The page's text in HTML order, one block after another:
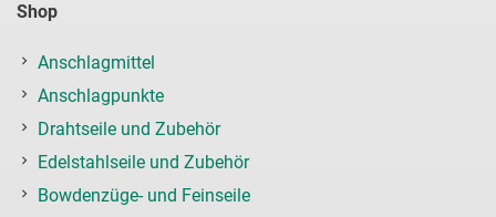
Shop
Anschlagmittel
Anschlagpunkte
Drahtseile und Zubehör
Edelstahlseile und Zubehör
Bowdenzüge- und Feinseile